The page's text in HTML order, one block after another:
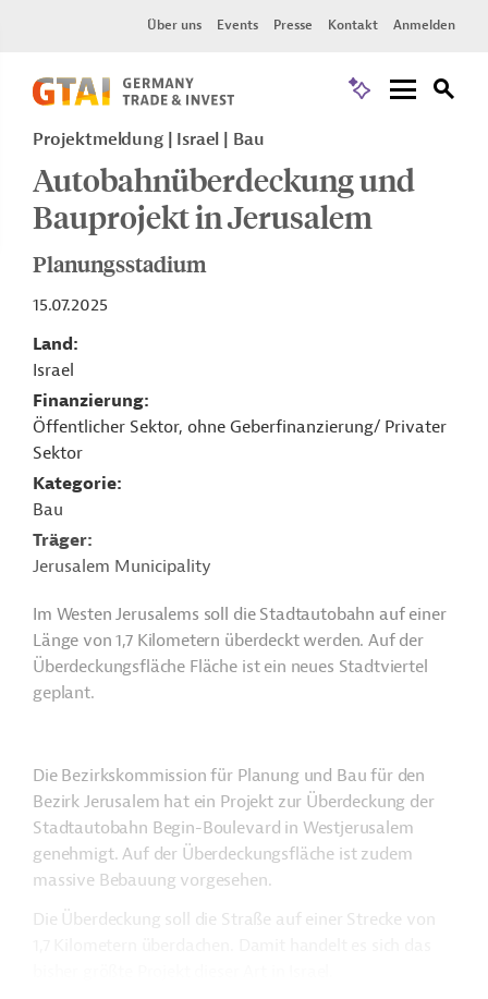
Über uns Events Presse Kontakt Anmelden
Projektmeldung Israel Bau
Autobahnüberdeckung und
Bauprojekt in Jerusalem
Planungsstadium
15.07.2025
Land
Israel
Finanzierung
Öffentlicher Sektor, ohne Geberfinanzierung/ Privater
Sektor
Kategorie
Bau
Träger
Jerusalem Municipality
Im Westen Jerusalems soll die Stadtautobahn auf einer
Länge von 1,7 Kilometern überdeckt werden. Auf der
Überdeckungsfläche Fläche ist ein neues Stadtviertel
geplant.
Die Bezirkskommission für Planung und Bau für den
Bezirk Jerusalem hat ein Projekt zur Überdeckung der
Stadtautobahn Begin-Boulevard in Westjerusalem
genehmigt. Auf der Überdeckungsfläche ist zudem
massive Bebauung vorgesehen.
Die Überdeckung soll die Straße auf einer Strecke von